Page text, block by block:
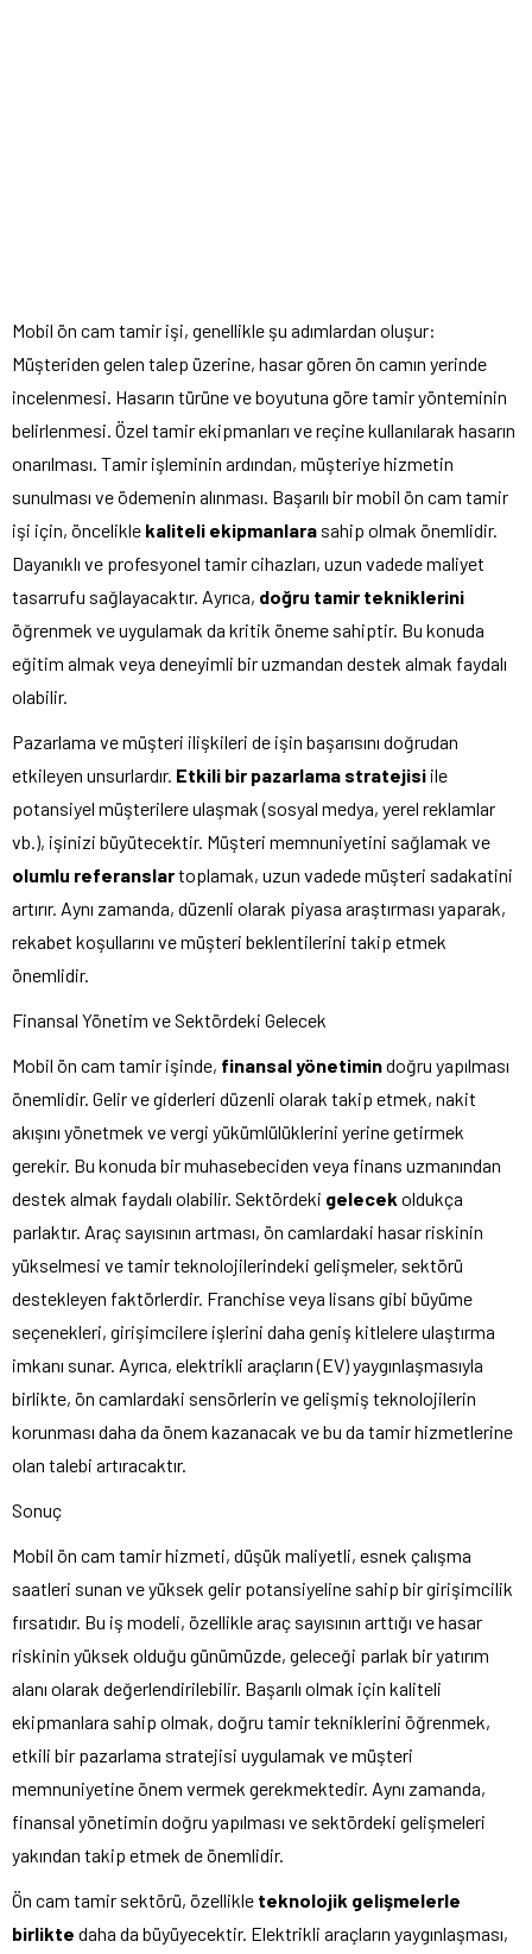
Mobil ön cam tamir işi, genellikle şu adımlardan oluşur:
Müşteriden gelen talep üzerine, hasar gören ön camın yerinde
incelenmesi. Hasarın türüne ve boyutuna göre tamir yönteminin
belirlenmesi. Özel tamir ekipmanları ve reçine kullanılarak hasarın
onarılması. Tamir işleminin ardından, müşteriye hizmetin
sunulması ve ödemenin alınması. Başarılı bir mobil ön cam tamir
işi için, öncelikle kaliteli ekipmanlara sahip olmak önemlidir.
Dayanıklı ve profesyonel tamir cihazları, uzun vadede maliyet
tasarrufu sağlayacaktır. Ayrıca, doğru tamir tekniklerini
öğrenmek ve uygulamak da kritik öneme sahiptir. Bu konuda
eğitim almak veya deneyimli bir uzmandan destek almak faydalı
olabilir.
Pazarlama ve müşteri ilişkileri de işin başarısını doğrudan
etkileyen unsurlardır. Etkili bir pazarlama stratejisi ile
potansiyel müşterilere ulaşmak (sosyal medya, yerel reklamlar
vb.), işinizi büyütecektir. Müşteri memnuniyetini sağlamak ve
olumlu referanslartoplamak, uzun vadede müşteri sadakatini
artırır. Aynı zamanda, düzenli olarak piyasa araştırması yaparak,
rekabet koşullarını ve müşteri beklentilerini takip etmek
önemlidir.
Finansal Yönetim ve Sektördeki Gelecek
Mobil ön cam tamir işinde, finansal yönetimindoğru yapılması
önemlidir. Gelir ve giderleri düzenli olarak takip etmek, nakit
akışını yönetmek ve vergi yükümlülüklerini yerine getirmek
gerekir. Bu konuda bir muhasebeciden veya finans uzmanından
destek almak faydalı olabilir. Sektördeki gelecek oldukça
parlaktır. Araç sayısının artması, ön camlardaki hasar riskinin
yükselmesi ve tamir teknolojilerindeki gelişmeler, sektörü
destekleyen faktörlerdir. Franchise veya lisans gibi büyüme
seçenekleri, girişimcilere işlerini daha geniş kitlelere ulaştırma
imkanı sunar. Ayrıca, elektrikli araçların (EV) yaygınlaşmasıyla
birlikte, ön camlardaki sensörlerin ve gelişmiş teknolojilerin
korunması daha da önem kazanacak ve bu da tamir hizmetlerine
olan talebi artıracaktır.
Sonuç
Mobil ön cam tamir hizmeti, düşük maliyetli, esnek çalışma
saatleri sunan ve yüksek gelir potansiyeline sahip bir girişimcilik
fırsatıdır. Bu iş modeli, özellikle araç sayısının arttığı ve hasar
riskinin yüksek olduğu günümüzde, geleceği parlak bir yatırım
alanı olarak değerlendirilebilir. Başarılı olmak için kaliteli
ekipmanlara sahip olmak, doğru tamir tekniklerini öğrenmek,
etkili bir pazarlama stratejisi uygulamak ve müşteri
memnuniyetine önem vermek gerekmektedir. Aynı zamanda,
finansal yönetimin doğru yapılması ve sektördeki gelişmeleri
yakından takip etmek de önemlidir.
Ön cam tamir sektörü, özellikle teknolojik gelişmelerle
birlikte daha da büyüyecektir. Elektrikli araçların yaygınlaşması,